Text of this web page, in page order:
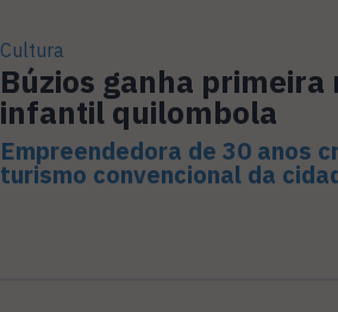
Cultura
Búzios ganha primeira
infantil quilombola
Empreendedora de 30 anos
turismo convencional da